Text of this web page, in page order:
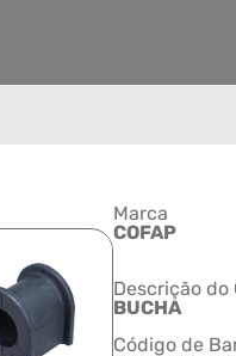
Marca
COFAP
Descrição do
BUCHA
Código de